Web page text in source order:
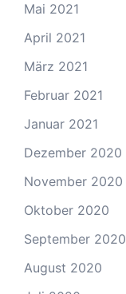
Mai 2021
April 2021
März 2021
Februar 2021
Januar 2021
Dezember 2020
November 2020
Oktober 2020
September 2020
August 2020